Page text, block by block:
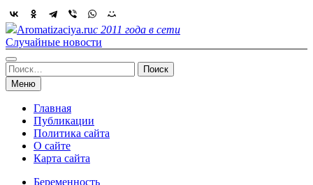
Skip
to
content
Aromatizaciya.ruс 2011 года в сети
Случайные новости
Найти:
Меню
Главная
Публикации
Политика сайта
О сайте
Карта сайта
Беременность